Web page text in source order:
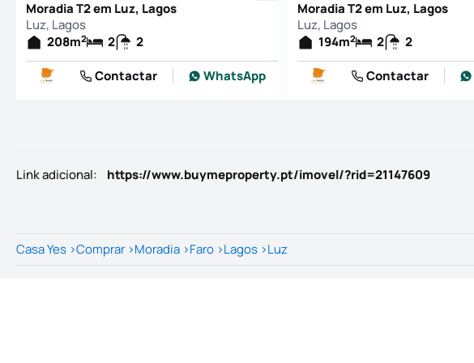
Moradia T2 em Luz, Lagos
Luz, Lagos
208m2 2
2
Contactar
WhatsApp
Moradia T2 em Luz, Lagos
Luz, Lagos
194m2 2
2
Contactar
Link adicional: https://www.buymeproperty.pt/imovel/?rid=21147609
Casa Yes >Comprar >Moradia >Faro >Lagos >Luz